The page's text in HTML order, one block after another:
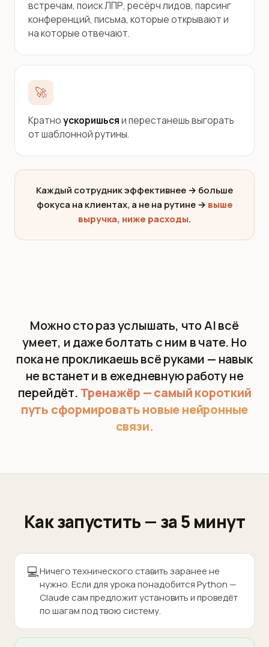
встречам, поиск ЛПР, ресёрч лидов, парсинг
конференций, письма, которые открывают и
на которые отвечают.
🚀
Кратноускоришьсяи перестанешь выгорать
от шаблонной рутины.
Каждый сотрудник эффективнее → больше
фокуса на клиентах, а не на рутине → выше
выручка, ниже расходы.
Можно сто раз услышать, что AI всё
умеет, и даже болтать с ним в чате. Но
пока не прокликаешь всё руками — навык
не встанет и в ежедневную работу не
перейдёт. Тренажёр — самый короткий
путь сформировать новые нейронные
связи.
Как запустить — за 5 минут
💻Ничего технического ставить заранее не
нужно. Если для урока понадобится Python —
Claude сам предложит установить и проведёт
по шагам под твою систему.